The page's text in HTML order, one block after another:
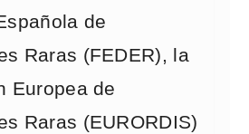
de
Raras (FEDER), la
Europea de
Raras (EURORDIS)